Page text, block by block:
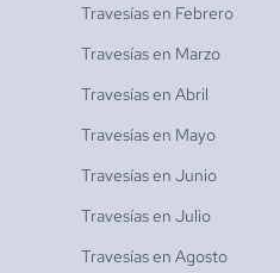
Travesías en Febrero
Travesías en Marzo
Travesías en Abril
Travesías en Mayo
Travesías en Junio
Travesías en Julio
Travesías en Agosto